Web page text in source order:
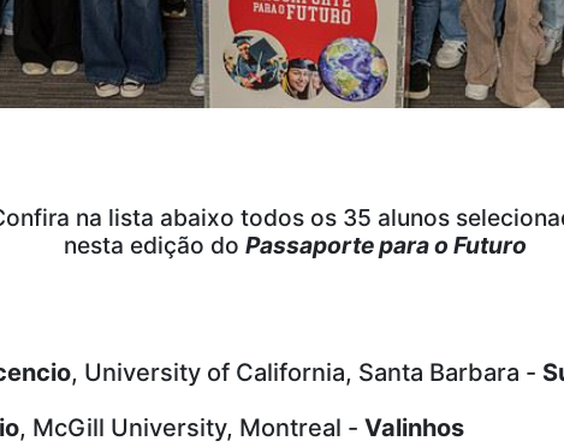
na lista abaixo todos os 35 alunos
nesta edição do Passaporte para o Futuro
, University of California, Santa Barbara -
, McGill University, Montreal - Valinhos